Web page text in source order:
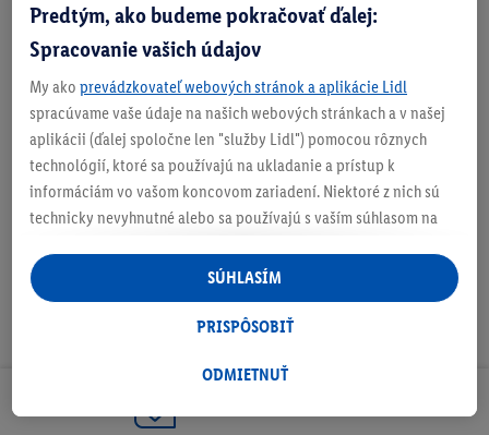
Podrobnosti o bezpečnosti produktu
Na stiahnutie
Predtým, ako budeme pokračovať ďalej:
Spracovanie vašich údajov
My ako prevádzkovateľ webových stránok a aplikácie Lidl
spracúvame vaše údaje na našich webových stránkach a v našej
aplikácii (ďalej spoločne len "služby Lidl") pomocou rôznych
technológií, ktoré sa používajú na ukladanie a prístup k
informáciám vo vašom koncovom zariadení. Niektoré z nich sú
technicky nevyhnutné alebo sa používajú s vaším súhlasom na
personalizovanú reklamu v rámci služieb Lidl aj mimo nich. Ak
ste účastníkom programu Lidl Plus, na tieto účely sa spracúvajú
aj údaje z vášho nákupného správania v obchode.
následne si vytvoríte účet Lidl Plus alebo sa prihlásite do svojho
tiež vytvoriť špeciálny online identifikátor z e-mailovej adresy,
ODMIETNUŤ
PRISPÔSOBIŤ
SÚHLASÍM